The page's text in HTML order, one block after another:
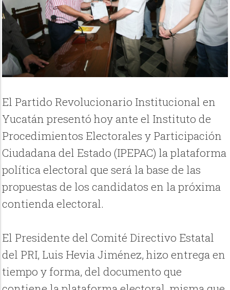
El Partido Revolucionario Institucional en
Yucatán presentó hoy ante el Instituto de
Procedimientos Electorales y Participación
Ciudadana del Estado (IPEPAC) la plataforma
política electoral que será la base de las
propuestas de los candidatos en la próxima
contienda electoral.
El Presidente del Comité Directivo Estatal
del PRI, Luis Hevia Jiménez, hizo entrega en
tiempo y forma, del documento que